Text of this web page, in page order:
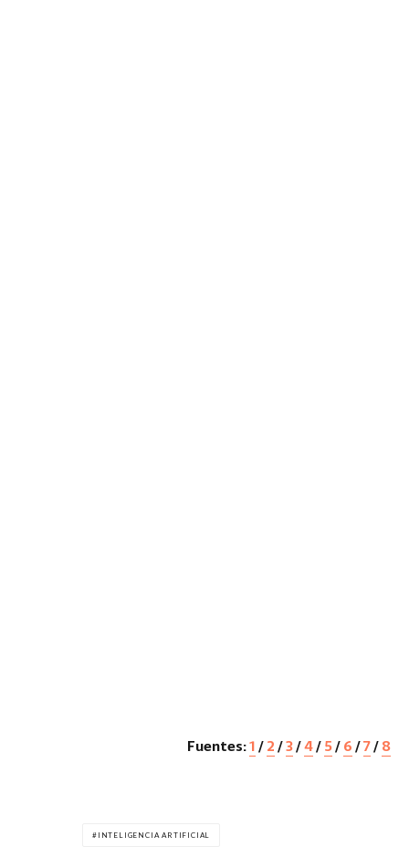
Fuentes:1/2/3/4/5/6/7/8
INTELIGENCIA ARTIFICIAL